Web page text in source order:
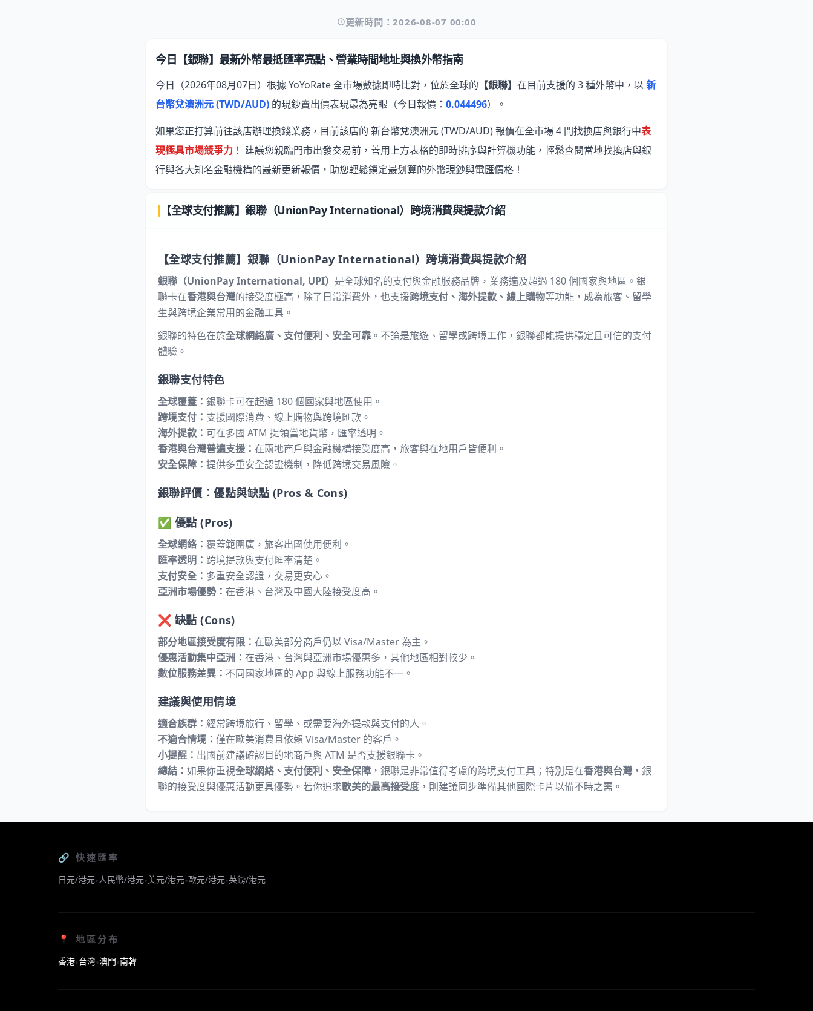
更新時間：2026-08-07 00:00
今日【銀聯】最新外幣最抵匯率亮點、營業時間地址與換外幣指南
今日（2026年08月07日）根據 YoYoRate 全市場數據即時比對，位於全球的 【銀聯】 在目前支援的 3 種外幣中，以新
台幣兌澳洲元 (TWD/AUD) 的現鈔賣出價表現最為亮眼 （今日報價： 0.044496）。
如果您正打算前往該店辦理換錢業務，目前該店的 新台幣兌澳洲元 (TWD/AUD) 報價在全市場 4 間找換店與銀行中表
現極具市場競爭力 ！ 建議您親臨門市出發交易前，善用上方表格的即時排序與計算機功能，輕鬆查閱當地找換店與銀
行與各大知名金融機構的最新更新報價，助您輕鬆鎖定最划算的外幣現鈔與電匯價格！
【全球支付推薦】銀聯（UnionPay International）跨境消費與提款介紹
【全球支付推薦】 銀聯 （UnionPay International）跨境消費與提款介紹
銀聯（UnionPay International, UPI） 是全球知名的支付與金融服務品牌，業務遍及超過 180 個國家與地區。銀
聯卡在香港與台灣的接受度極高，除了日常消費外，也支援跨境支付、海外提款、線上購物等功能，成為旅客、留學
生與跨境企業常用的金融工具。
銀聯的特色在於全球網絡廣、支付便利、安全可靠 。不論是旅遊、留學或跨境工作，銀聯都能提供穩定且可信的支付
體驗。
銀聯支付特色
全球覆蓋： 銀聯卡可在超過 180 個國家與地區使用。
跨境支付： 支援國際消費、線上購物與跨境匯款。
海外提款： 可在多國 ATM 提領當地貨幣，匯率透明。
香港與台灣普遍支援： 在兩地商戶與金融機構接受度高，旅客與在地用戶皆便利。
安全保障： 提供多重安全認證機制，降低跨境交易風險。
銀聯評價：優點與缺點 (Pros & Cons)
✅ 優點 (Pros)
全球網絡： 覆蓋範圍廣，旅客出國使用便利。
匯率透明： 跨境提款與支付匯率清楚。
支付安全： 多重安全認證，交易更安心。
亞洲市場優勢： 在香港、台灣及中國大陸接受度高。
❌ 缺點 (Cons)
部分地區接受度有限： 在歐美部分商戶仍以 Visa/Master 為主。
優惠活動集中亞洲： 在香港、台灣與亞洲市場優惠多，其他地區相對較少。
數位服務差異： 不同國家地區的 App 與線上服務功能不一。
建議與使用情境
適合族群： 經常跨境旅行、留學、或需要海外提款與支付的人。
不適合情境： 僅在歐美消費且依賴 Visa/Master 的客戶。
小提醒： 出國前建議確認目的地商戶與 ATM 是否支援銀聯卡。
總結： 如果你重視全球網絡、支付便利、安全保障 ，銀聯是非常值得考慮的跨境支付工具；特別是在香港與台灣 ，銀
聯的接受度與優惠活動更具優勢。若你追求歐美的最高接受度 ，則建議同步準備其他國際卡片以備不時之需。
🔗 快速匯率
日元/港元•人民幣/港元•美元/港元•歐元/港元•英鎊/港元
📍 地區分布
香港•台灣•澳門•南韓